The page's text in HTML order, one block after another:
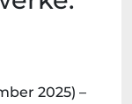
2025) –